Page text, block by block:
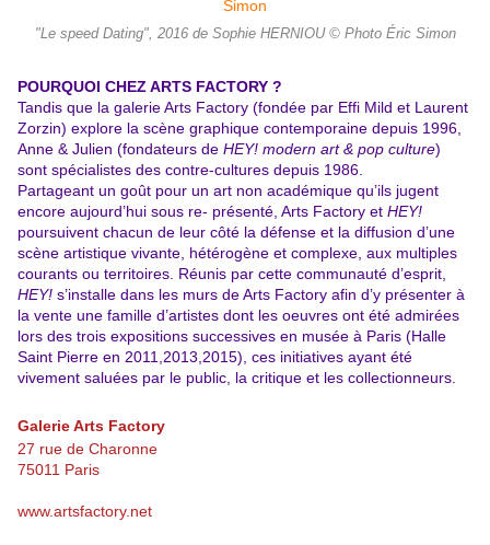
"Le speed Dating", 2016 de Sophie HERNIOU © Photo Éric Simon
POURQUOI CHEZ ARTS FACTORY ?
Tandis que la galerie Arts Factory (fondée par Effi Mild et Laurent
Zorzin) explore la scène graphique contemporaine depuis 1996,
Anne & Julien (fondateurs de HEY! modern art & pop culture)
sont spécialistes des contre-cultures depuis 1986.
Partageant un goût pour un art non académique qu’ils jugent
encore aujourd’hui sous re- présenté, Arts Factory et HEY!
poursuivent chacun de leur côté la défense et la diffusion d’une
scène artistique vivante, hétérogène et complexe, aux multiples
courants ou territoires. Réunis par cette communauté d’esprit,
HEY! s’installe dans les murs de Arts Factory afin d’y présenter à
la vente une famille d’artistes dont les oeuvres ont été admirées
lors des trois expositions successives en musée à Paris (Halle
Saint Pierre en 2011,2013,2015), ces initiatives ayant été
vivement saluées par le public, la critique et les collectionneurs.
Galerie Arts Factory
27 rue de Charonne
75011 Paris
www.artsfactory.net